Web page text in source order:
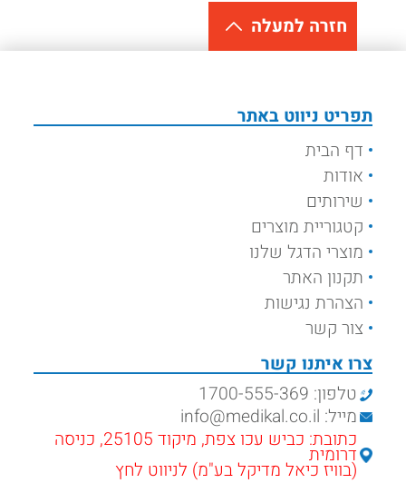
חזרה למעלה
תפריט ניווט באתר
דף הבית
אודות
שירותים
קטגוריית מוצרים
מוצרי הדגל שלנו
תקנון האתר
הצהרת נגישות
צור קשר
צרו איתנו קשר
טלפון: 1700-555-369
מייל: info@medikal.co.il
כתובת: כביש עכו צפת, מיקוד 25105, כניסה
דרומית
(בוויז כיאל מדיקל בע"מ) לניווט לחץ